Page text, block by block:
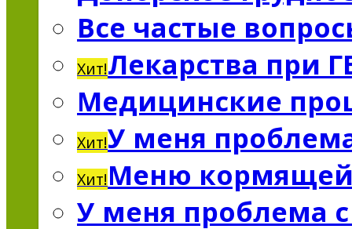
Все частые
Хит!Лекарства при
Медицинские
Хит!У меня
Хит!Меню
У меня проблема